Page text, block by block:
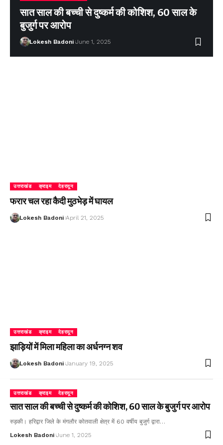
सात साल की बच्ची से दुष्कर्म की कोशिश, 60 साल के
बुजुर्ग पर आरोप
Lokesh Badoni June 1, 2025
उत्तराखंड क्राइम देहरादून
फरार चल रहा कैदी मुठभेड़ में घायल
Lokesh Badoni April 21, 2025
उत्तराखंड क्राइम देहरादून
झाड़ियों में मिला महिला का अर्धनग्न शव
Lokesh Badoni January 19, 2025
उत्तराखंड क्राइम देहरादून
सात साल की बच्ची से दुष्कर्म की कोशिश, 60 साल के बुजुर्ग पर आरोप
रुड़की। हरिद्वार जिले के मंगलौर कोतवाली क्षेत्र में 60 वर्षीय बुजुर्ग द्वारा…
Lokesh Badoni June 1, 2025